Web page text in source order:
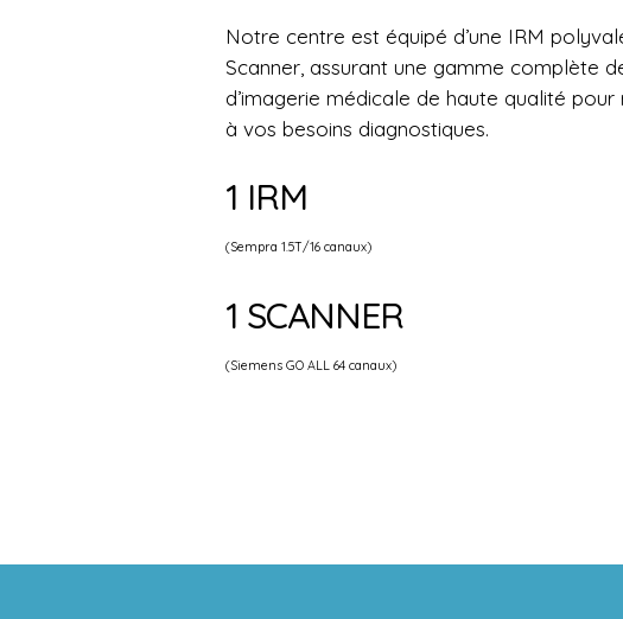
Notre centre est équipé d’une IRM
Scanner, assurant une gamme complète
d’imagerie médicale de haute qualité pour
à vos besoins diagnostiques.
1 IRM
(Sempra 1.5T/16 canaux)
1 SCANNER
(Siemens GO ALL 64 canaux)